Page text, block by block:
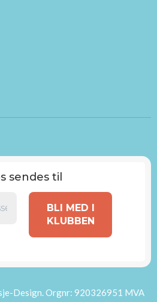
sendes til
Design. Orgnr: 920326951 MVA